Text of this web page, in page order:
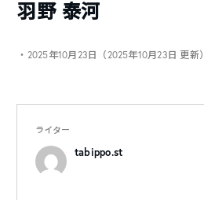
羽野 泰河
・2025年10月23日（2025年10月23日 更新）
ライター
tabippo.st